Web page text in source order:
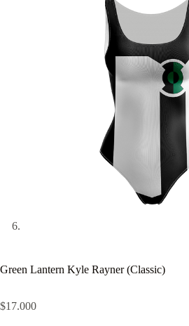
Green Lantern Kyle Rayner (Classic)
$17.000